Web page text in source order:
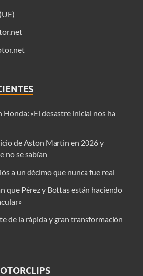
Honda: «El desastre inicial nos ha
de Aston Martin en 2026 y
no se sabían
a un décimo que nunca fue real
que Pérez y Bottas están haciendo
de la rápida y gran transformación